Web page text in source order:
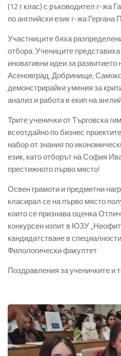
(12 г клас) с ръководител г-жа
по английски език г-жа Гергана
Участниците бяха
отбора. Учениците представиха
иновативни идеиза развитието
Асеновград,Добринище,
демонстрирайкиумения за
анализ и работа векип на
Трите ученички от Търговска
всеотдайно по бизнес
набор от знания по
език, като отборът на София
престижното първо място!
Освен грамоти и предметни
класирал се на първо място
които се признава оценка
конкурсен изпит в ЮЗУ
кандидатстване в
Филологически факултет.
Поздравления за ученичките и